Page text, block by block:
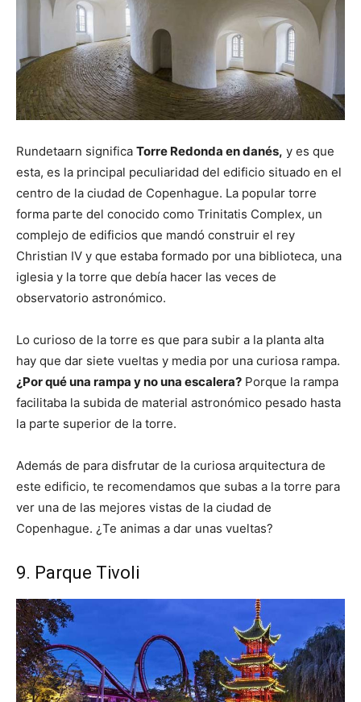
Rundetaarn significa Torre Redonda en danés, y es que
esta, es la principal peculiaridad del edificio situado en el
centro de la ciudad de Copenhague. La popular torre
forma parte del conocido como Trinitatis Complex, un
complejo de edificios que mandó construir el rey
Christian IV y que estaba formado por una biblioteca, una
iglesia y la torre que debía hacer las veces de
observatorio astronómico.
Lo curioso de la torre es que para subir a la planta alta
hay que dar siete vueltas y media por una curiosa rampa.
¿Por qué una rampa y no una escalera? Porque la rampa
facilitaba la subida de material astronómico pesado hasta
la parte superior de la torre.
Además de para disfrutar de la curiosa arquitectura de
este edificio, te recomendamos que subas a la torre para
ver una de las mejores vistas de la ciudad de
Copenhague. ¿Te animas a dar unas vueltas?
9. Parque Tivoli